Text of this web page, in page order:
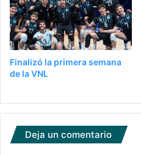
Finalizó la primera semana
de la VNL
Deja un comentario